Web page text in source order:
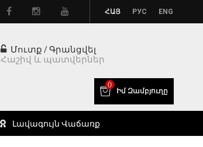
ՀԱՅ РУС ENG
Մուտք /Գրանցվել
Հաշիվ և պատվերներ
0
Իմ Զամբյուղը
Լավագույն Վաճառք